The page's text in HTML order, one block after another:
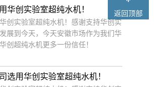
华创实验室超纯水机！
创实验室超纯水机！感谢支持华创实
展到今天，今天安徽市场作为我们华
创超纯水机更多一份信任！
选用华创实验室超纯水机！
返回顶部